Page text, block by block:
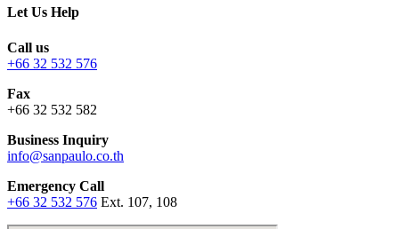
Let Us Help
Call us
+66 32 532 576
Fax
+66 32 532 582
Business Inquiry
info@sanpaulo.co.th
Emergency Call
+66 32 532 576 Ext. 107, 108